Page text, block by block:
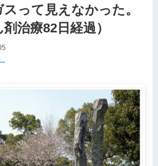
って見えなかった。
剤治療82日経過）